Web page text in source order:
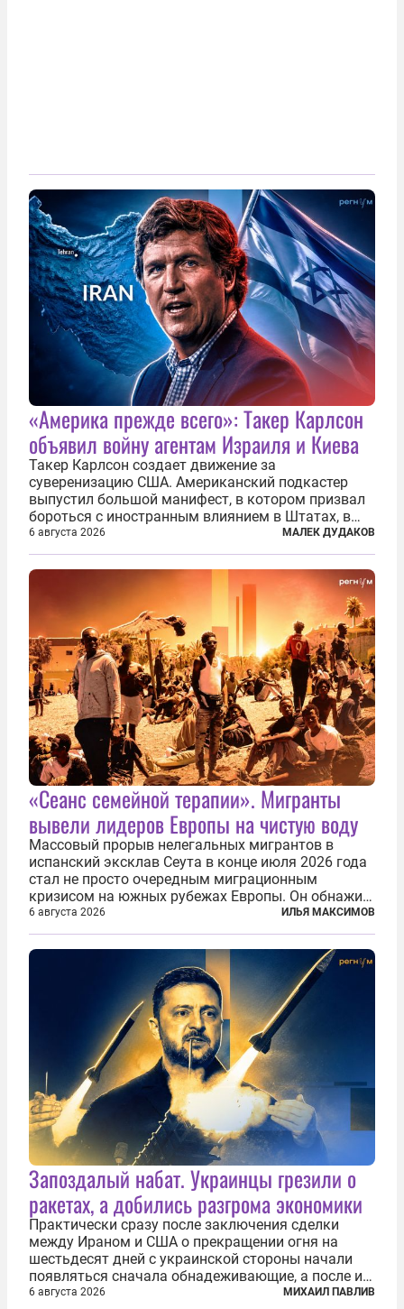
«Америка прежде всего»: Такер Карлсон
объявил войну агентам Израиля и Киева
Такер Карлсон создает движение за
суверенизацию США. Американский подкастер
выпустил большой манифест, в котором призвал
бороться с иностранным влиянием в Штатах, в
первую очередь имея в виду Израиль. А также
прекратить заморские войны, выплатить
репарации Ирану, остановить прием мигрантов...
6 августа 2026 МАЛЕК ДУДАКОВ
«Сеанс семейной терапии». Мигранты
вывели лидеров Европы на чистую воду
Массовый прорыв нелегальных мигрантов в
испанский эксклав Сеута в конце июля 2026 года
стал не просто очередным миграционным
кризисом на южных рубежах Европы. Он обнажил
фундаментальный раскол внутри Евросоюза,
продемонстрировав, что десятилетиями
выстраивавшаяся миграционная политика ЕС
6 августа 2026 ИЛЬЯ МАКСИМОВ
Запоздалый набат. Украинцы грезили о
ракетах, а добились разгрома экономики
Практически сразу после заключения сделки
между Ираном и США о прекращении огня на
шестьдесят дней с украинской стороны начали
появляться сначала обнадеживающие, а после и
вовсе бравурные заявления про некий «перелом»
6 августа 2026 МИХАИЛ ПАВЛИВ